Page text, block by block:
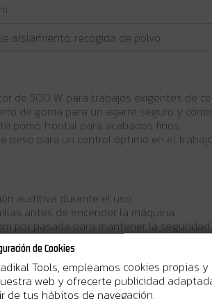
aislamiento, recogida de polvo
de 500 W para trabajos exigentes de
de goma para un agarre seguro y
pomo frontal para acabados finos.
peso para un control óptimo en el
auditiva durante el uso.
antes de encender la máquina.
por pasada para mantener la
de Cookies
Tools, empleamos cookies propias
web y ofrecerte publicidad
de tus hábitos de navegación.